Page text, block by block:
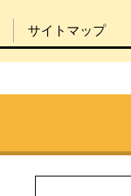
サイトマップ